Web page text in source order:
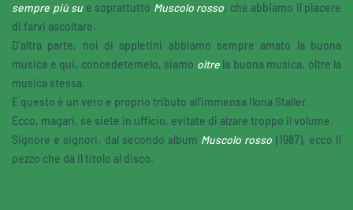
sempre più su e soprattutto Muscolo rosso, che abbiamo il piacere
di farvi ascoltare.
D'altra parte, noi di appletini abbiamo sempre amato la buona
musica e qui, concedetemelo, siamo oltrela buona musica, oltre la
musica stessa.
E questo è un vero e proprio tributo all'immensa Ilona Staller.
Ecco, magari, se siete in ufficio, evitate di alzare troppo il volume.
Signore e signori, dal secondo album Muscolo rosso (1987), ecco il
pezzo che dà il titolo al disco.